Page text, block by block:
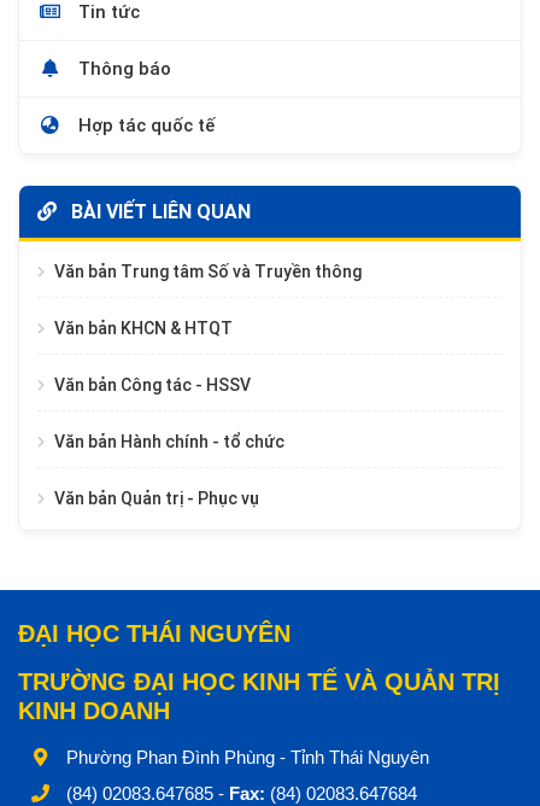
Tin tức
Thông báo
Hợp tác quốc tế
BÀI VIẾT LIÊN QUAN
Văn bản Trung tâm Số và Truyền thông
Văn bản KHCN & HTQT
Văn bản Công tác - HSSV
Văn bản Hành chính - tổ chức
Văn bản Quản trị - Phục vụ
ĐẠI HỌC THÁI NGUYÊN
TRƯỜNG ĐẠI HỌC KINH TẾ VÀ QUẢN TRỊ
KINH DOANH
Phường Phan Đình Phùng - Tỉnh Thái Nguyên
(84) 02083.647685 - Fax: (84) 02083.647684